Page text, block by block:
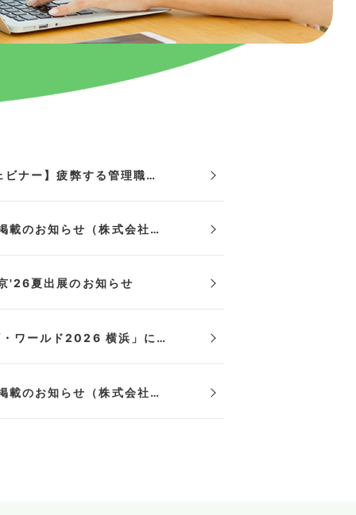
【8/19(水)開催 無料ウェビナー】疲弊する管理職に、人事は何ができるか ー管理職の"抱えすぎ"と、人事の向き合い方
「勤労の獅子」導入事例掲載のお知らせ（株式会社ALOBASE 様）
'26夏出展のお知らせ
国連WFP「ウォーク・ザ・ワールド2026 横浜」に協賛・参加
「勤労の獅子」導入事例掲載のお知らせ（株式会社オーラ 様）